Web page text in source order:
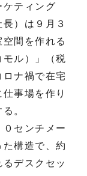
ティング
）は９月３
間を作れる
ル）」（税
ナ禍で在宅
事場を作り
。
センチメー
た構造で、約
デスクセッ